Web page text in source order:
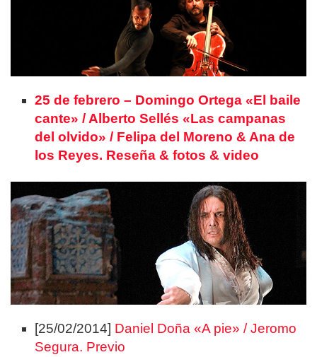
25 de febrero – Domingo Ortega «El baile
cante» / Alberto Sellés «Las campanas
del olvido» / Felipa del Moreno & Ana de
los Reyes. Reseña & fotos & video
[25/02/2014] Daniel Doña «A pie» / Jeromo
Segura. Previo